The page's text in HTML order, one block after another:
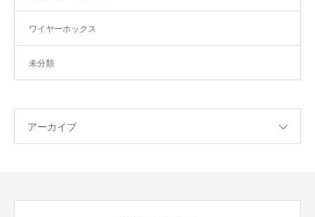
ワイヤーホックス
未分類
アーカイブ